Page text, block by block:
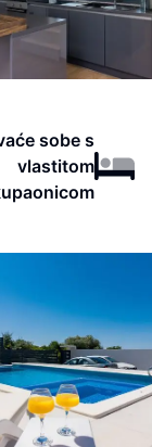
sobe s
vlastitom